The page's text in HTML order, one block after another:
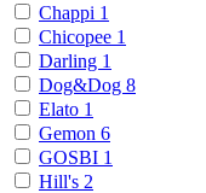
Chappi 1
Chicopee 1
Darling 1
Dog&Dog 8
Elato 1
Gemon 6
GOSBI 1
Hill's 2